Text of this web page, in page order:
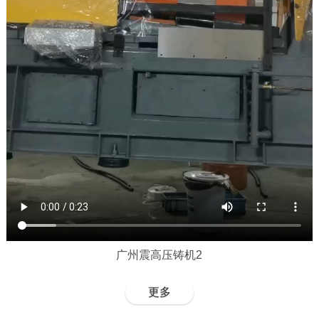
广州震高压铸机2
更多